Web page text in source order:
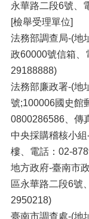
永華路二段6號、
[檢舉受理單位]
法務部調查局-(地
政60000號信箱、
29188888)
法務部廉政署-(地
號;100006國史館
0800286586、傳
中央採購稽核小
樓、電話：02-
地方政府-臺南市
區永華路二段6號
2950218)
臺南市調查處-(地